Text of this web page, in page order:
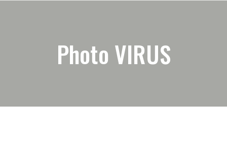
Photo VIRUS